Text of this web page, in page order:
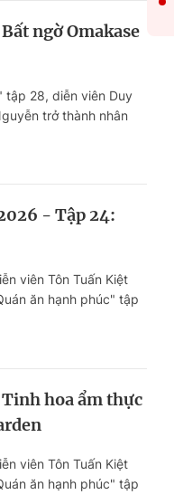
ngờ Omakase
tập 28, diễn viên Duy
trở thành nhân
- Tập 24:
viên Tôn Tuấn Kiệt
ăn hạnh phúc" tập
hoa ẩm thực
viên Tôn Tuấn Kiệt
ăn hạnh phúc" tập